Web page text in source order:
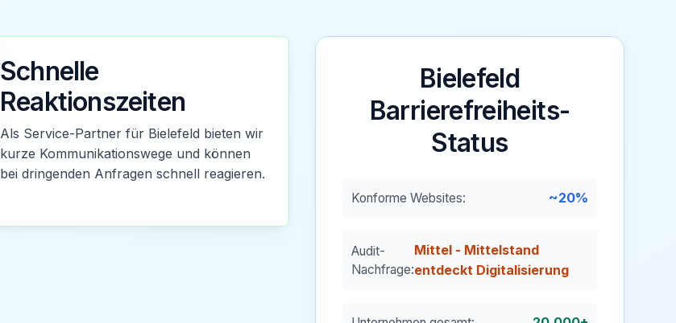
Schnelle
Reaktionszeiten
Als Service-Partner für Bielefeld bieten wir
kurze Kommunikationswege und können
bei dringenden Anfragen schnell reagieren.
Bielefeld
Barrierefreiheits-
Status
Konforme Websites: ~20%
Audit-
Nachfrage:
Mittel - Mittelstand
entdeckt Digitalisierung